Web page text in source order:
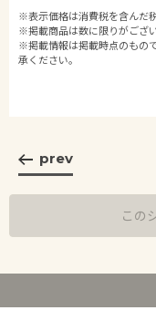
※表示価格は消費税を含んだ
※掲載商品は数に限りがござ
※掲載情報は掲載時点のもの
承ください。
prev
この